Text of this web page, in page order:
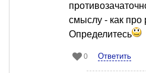
смыслу - как про
Определитесь
0 Ответить